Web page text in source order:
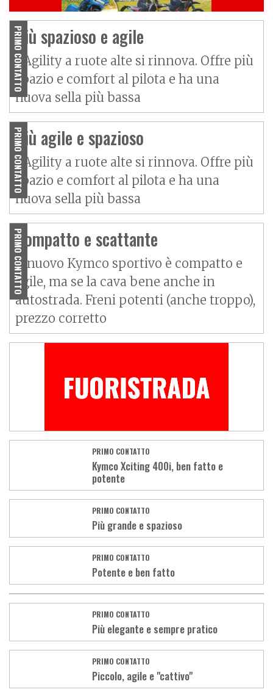
PRIMO CONTATTO
Più spazioso e agile
L’Agility a ruote alte si rinnova. Offre più
spazio e comfort al pilota e ha una
nuova sella più bassa
PRIMO CONTATTO
Più agile e spazioso
L’Agility a ruote alte si rinnova. Offre più
spazio e comfort al pilota e ha una
nuova sella più bassa
PRIMO CONTATTO
Compatto e scattante
Il nuovo Kymco sportivo è compatto e
agile, ma se la cava bene anche in
autostrada. Freni potenti (anche troppo),
prezzo corretto
PRIMO CONTATTO
Kymco Xciting 400i, ben fatto e
potente
PRIMO CONTATTO
Più grande e spazioso
PRIMO CONTATTO
Potente e ben fatto
PRIMO CONTATTO
Più elegante e sempre pratico
PRIMO CONTATTO
Piccolo, agile e "cattivo"